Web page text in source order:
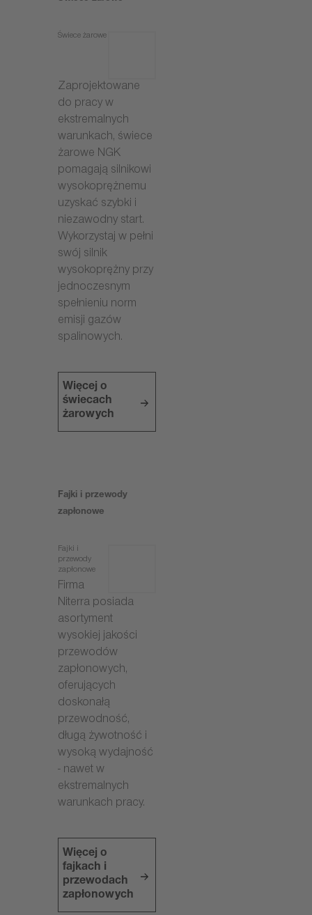
Świece żarowe
Zaprojektowane
do pracy w
ekstremalnych
warunkach, świece
żarowe NGK
pomagają silnikowi
wysokoprężnemu
uzyskać szybki i
niezawodny start.
Wykorzystaj w pełni
swój silnik
wysokoprężny przy
jednoczesnym
spełnieniu norm
emisji gazów
spalinowych.
Więcej o
świecach
żarowych
Fajki i przewody
zapłonowe
Fajki i
przewody
zapłonowe
Firma
Niterra posiada
asortyment
wysokiej jakości
przewodów
zapłonowych,
oferujących
doskonałą
przewodność,
długą żywotność i
wysoką wydajność
- nawet w
ekstremalnych
warunkach pracy.
Więcej o
fajkach i
przewodach
zapłonowych